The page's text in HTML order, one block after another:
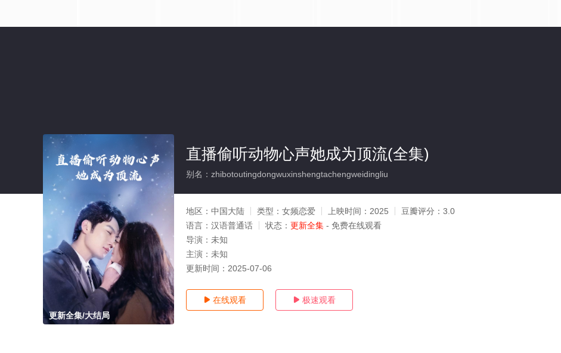
更新全集/大结局
直播偷听动物心声她成为顶流(全集)
别名：zhibotoutingdongwuxinshengtachengweidingliu
地区： 中国大陆 类型： 女频恋爱 上映时间： 2025 豆瓣评分： 3.0
语言： 汉语普通话 状态： 更新全集 - 免费在线观看
导演： 未知
主演： 未知
更新时间： 2025-07-06
 在线观看  极速观看